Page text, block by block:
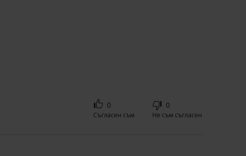
0
Съгласен съм
0
Не съм съгласен